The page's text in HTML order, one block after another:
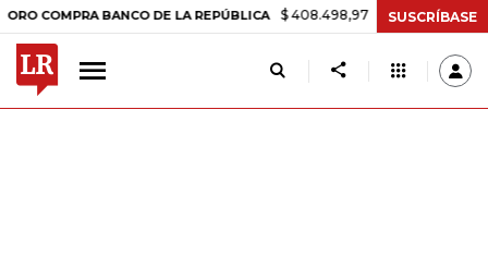
BANCO DE LA REPÚBLICA $ 408.498,97 +$ 8.753,81 +2,19%
SUSCRÍBASE